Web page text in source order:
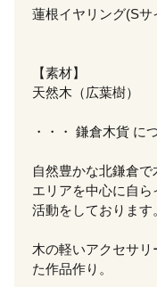
蓮根イヤリング(S
【素材】
天然木（広葉樹）
・・・ 鎌倉木貨 に
自然豊かな北鎌倉
エリアを中心に自
活動をしております
木の軽いアクセサ
た作品作り。